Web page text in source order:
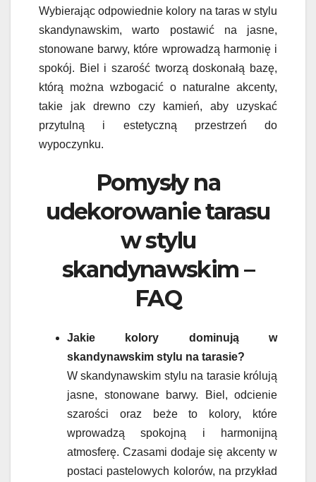
Wybierając odpowiednie kolory na taras w stylu
skandynawskim, warto postawić na jasne,
stonowane barwy, które wprowadzą harmonię i
spokój. Biel i szarość tworzą doskonałą bazę,
którą można wzbogacić o naturalne akcenty,
takie jak drewno czy kamień, aby uzyskać
przytulną i estetyczną przestrzeń do
wypoczynku.
Pomysły na
udekorowanie tarasu
w stylu
skandynawskim –
FAQ
Jakie kolory dominują w
skandynawskim stylu na tarasie?
W skandynawskim stylu na tarasie królują
jasne, stonowane barwy. Biel, odcienie
szarości oraz beże to kolory, które
wprowadzą spokojną i harmonijną
atmosferę. Czasami dodaje się akcenty w
postaci pastelowych kolorów, na przykład